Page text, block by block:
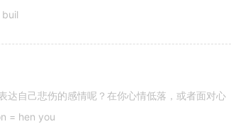
buil
达自己悲伤的感情呢？在你心情低落，或者面对心
= hen you